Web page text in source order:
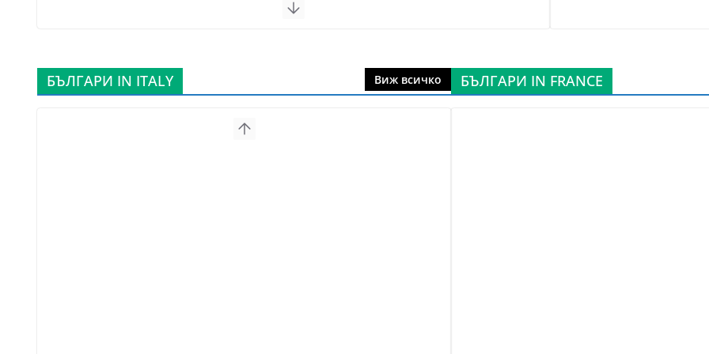
БЪЛГАРИ IN ITALY Виж всичко БЪЛГАРИ IN FRANCE